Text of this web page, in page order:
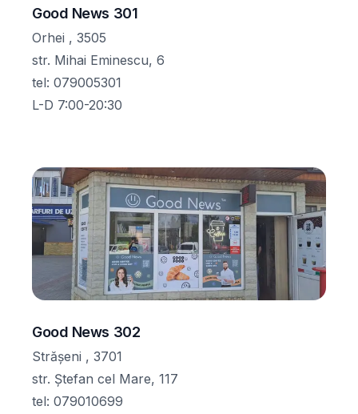
Good News 301
Orhei , 3505
str. Mihai Eminescu, 6
tel: 079005301
L-D 7:00-20:30
Good News 302
Strășeni , 3701
str. Ștefan cel Mare, 117
tel: 079010699